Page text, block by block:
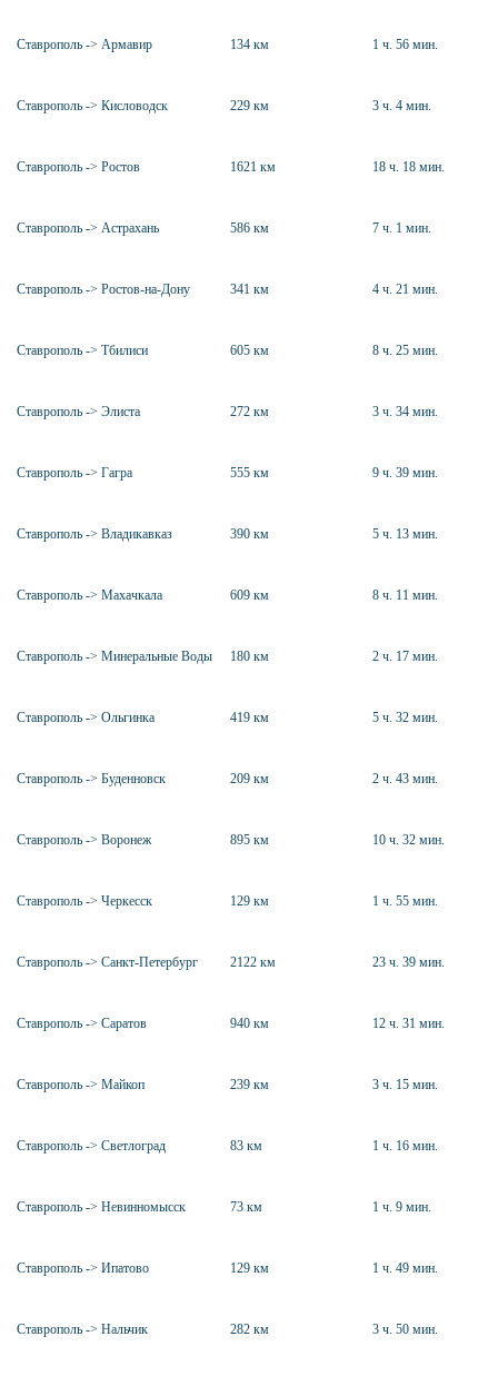
Ставрополь -> Армавир 134 км 1 ч. 56 мин.
Ставрополь -> Кисловодск 229 км 3 ч. 4 мин.
Ставрополь -> Ростов 1621 км 18 ч. 18 мин.
Ставрополь -> Астрахань 586 км 7 ч. 1 мин.
Ставрополь -> Ростов-на-Дону 341 км 4 ч. 21 мин.
Ставрополь -> Тбилиси 605 км 8 ч. 25 мин.
Ставрополь -> Элиста 272 км 3 ч. 34 мин.
Ставрополь -> Гагра 555 км 9 ч. 39 мин.
Ставрополь -> Владикавказ 390 км 5 ч. 13 мин.
Ставрополь -> Махачкала 609 км 8 ч. 11 мин.
Ставрополь -> Минеральные Воды 180 км 2 ч. 17 мин.
Ставрополь -> Ольгинка 419 км 5 ч. 32 мин.
Ставрополь -> Буденновск 209 км 2 ч. 43 мин.
Ставрополь -> Воронеж 895 км 10 ч. 32 мин.
Ставрополь -> Черкесск 129 км 1 ч. 55 мин.
Ставрополь -> Санкт-Петербург 2122 км 23 ч. 39 мин.
Ставрополь -> Саратов 940 км 12 ч. 31 мин.
Ставрополь -> Майкоп 239 км 3 ч. 15 мин.
Ставрополь -> Светлоград 83 км 1 ч. 16 мин.
Ставрополь -> Невинномысск 73 км 1 ч. 9 мин.
Ставрополь -> Ипатово 129 км 1 ч. 49 мин.
Ставрополь -> Нальчик 282 км 3 ч. 50 мин.